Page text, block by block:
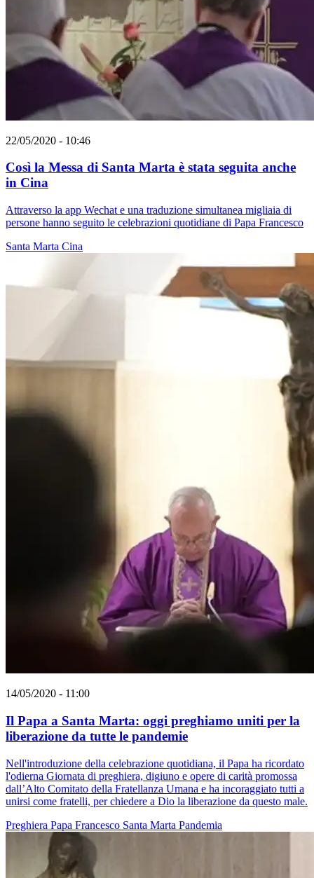
22/05/2020 - 10:46
Così la Messa di Santa Marta è stata seguita anche
in Cina
Attraverso la app Wechat e una traduzione simultanea migliaia di
persone hanno seguito le celebrazioni quotidiane di Papa Francesco
Santa Marta Cina
14/05/2020 - 11:00
Il Papa a Santa Marta: oggi preghiamo uniti per la
liberazione da tutte le pandemie
Nell'introduzione della celebrazione quotidiana, il Papa ha ricordato
l'odierna Giornata di preghiera, digiuno e opere di carità promossa
dall’Alto Comitato della Fratellanza Umana e ha incoraggiato tutti a
unirsi come fratelli, per chiedere a Dio la liberazione da questo male.
Preghiera Papa Francesco Santa Marta Pandemia